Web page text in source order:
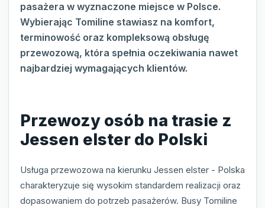
pasażera w wyznaczone miejsce w Polsce.
Wybierając Tomiline stawiasz na komfort,
terminowość oraz kompleksową obsługę
przewozową, która spełnia oczekiwania nawet
najbardziej wymagających klientów.
Przewozy osób na trasie z
Jessen elster do Polski
Usługa przewozowa na kierunku Jessen elster - Polska
charakteryzuje się wysokim standardem realizacji oraz
dopasowaniem do potrzeb pasażerów. Busy Tomiline